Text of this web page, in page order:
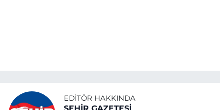
EDITÖR HAKKINDA